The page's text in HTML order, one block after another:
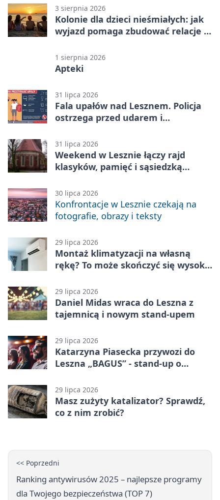
3 sierpnia 2026
Kolonie dla dzieci nieśmiałych: jak
wyjazd pomaga zbudować relacje z
1 sierpnia 2026
Apteki
31 lipca 2026
Fala upałów nad Lesznem. Policja
ostrzega przed udarem i
31 lipca 2026
Weekend w Lesznie łączy rajd
klasyków, pamięć i sąsiedzką
30 lipca 2026
Konfrontacje w Lesznie czekają na
fotografie, obrazy i teksty
29 lipca 2026
Montaż klimatyzacji na własną
rękę? To może skończyć się wysoką
29 lipca 2026
Daniel Midas wraca do Leszna z
tajemnicą i nowym stand-upem
29 lipca 2026
Katarzyna Piasecka przywozi do
Leszna „BAGUS” - stand-up o
29 lipca 2026
Masz zużyty katalizator? Sprawdź,
co z nim zrobić?
<< Poprzedni
Ranking antywirusów 2025 – najlepsze programy
dla Twojego bezpieczeństwa (TOP 7)